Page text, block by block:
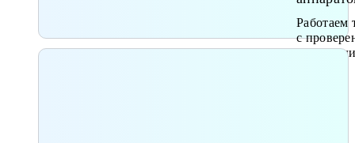
Работаем
с